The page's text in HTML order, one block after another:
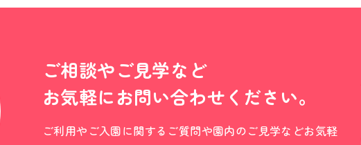
ご相談やご見学など
お気軽にお問い合わせください。
ご利用やご入園に関するご質問や園内のご見学などお気軽